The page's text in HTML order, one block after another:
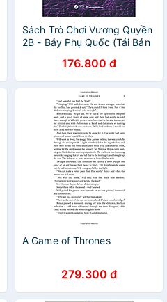
Sách Trò Chơi Vương Quyền
2B - Bảy Phụ Quốc (Tái Bản
176.800 đ
A Game of Thrones
279.300 đ